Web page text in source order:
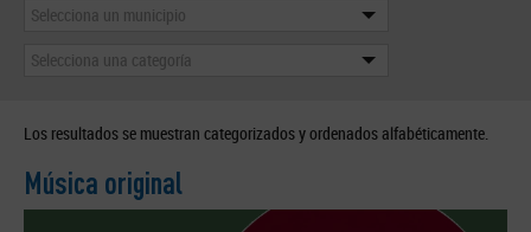
Selecciona un municipio
Selecciona una categoría
Los resultados se muestran categorizados y ordenados alfabéticamente.
Música original